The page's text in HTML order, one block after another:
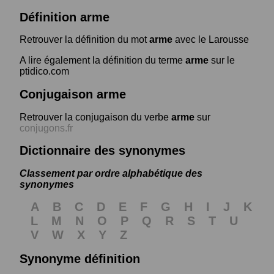
Définition arme
Retrouver la définition du motarme avec le Larousse
A lire également la définition du terme arme sur le
ptidico.com
Conjugaison arme
Retrouver la conjugaison du verbe arme sur
conjugons.fr
Dictionnaire des synonymes
Classement par ordre alphabétique des
synonymes
A B C D E F G H I J
K
L
M N O P Q R S T
U
V
W X Y
Z
Synonyme définition